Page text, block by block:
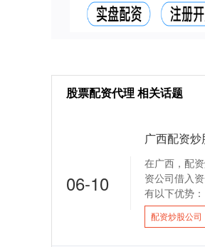
股票配资代理 相关话题
06-10
广西配资
在广西，配
资公司借入
有以下优势
配资炒股公司